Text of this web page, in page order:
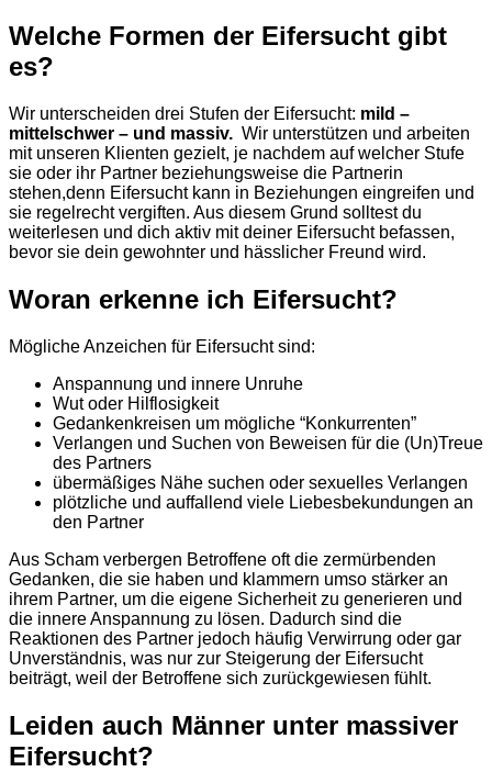
Welche Formen der Eifersucht gibt
es?
Wir unterscheiden drei Stufen der Eifersucht: mild –
mittelschwer – und massiv. Wir unterstützen und arbeiten
mit unseren Klienten gezielt, je nachdem auf welcher Stufe
sie oder ihr Partner beziehungsweise die Partnerin
stehen,denn Eifersucht kann in Beziehungen eingreifen und
sie regelrecht vergiften. Aus diesem Grund solltest du
weiterlesen und dich aktiv mit deiner Eifersucht befassen,
bevor sie dein gewohnter und hässlicher Freund wird.
Woran erkenne ich Eifersucht?
Mögliche Anzeichen für Eifersucht sind:
Anspannung und innere Unruhe
Wut oder Hilflosigkeit
Gedankenkreisen um mögliche “Konkurrenten”
Verlangen und Suchen von Beweisen für die (Un)Treue
des Partners
übermäßiges Nähe suchen oder sexuelles Verlangen
plötzliche und auffallend viele Liebesbekundungen an
den Partner
Aus Scham verbergen Betroffene oft die zermürbenden
Gedanken, die sie haben und klammern umso stärker an
ihrem Partner, um die eigene Sicherheit zu generieren und
die innere Anspannung zu lösen. Dadurch sind die
Reaktionen des Partner jedoch häufig Verwirrung oder gar
Unverständnis, was nur zur Steigerung der Eifersucht
beiträgt, weil der Betroffene sich zurückgewiesen fühlt.
Leiden auch Männer unter massiver
Eifersucht?